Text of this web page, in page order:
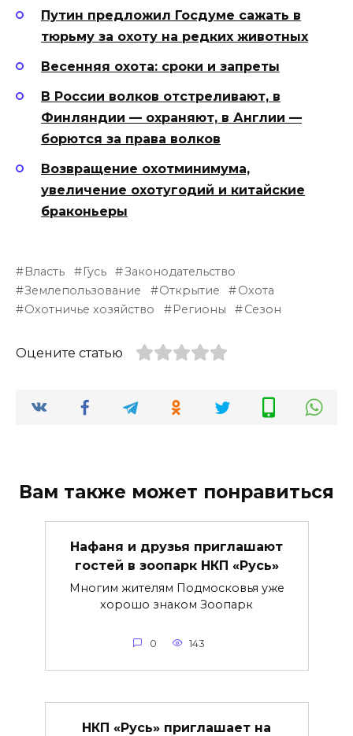
Путин предложил Госдуме сажать в
тюрьму за охоту на редких животных
Весенняя охота: сроки и запреты
В России волков отстреливают, в
Финляндии — охраняют, в Англии —
борются за права волков
Возвращение охотминимума,
увеличение охотугодий и китайские
браконьеры
Власть Гусь
Законодательство
Землепользование
Открытие
Охота
Охотничье хозяйство
Регионы Сезон
Оцените статью
Вам также может понравиться
Нафаня и друзья приглашают
гостей в зоопарк НКП «Русь»
Многим жителям Подмосковья уже
хорошо знаком Зоопарк
0 143
НКП «Русь» приглашает на